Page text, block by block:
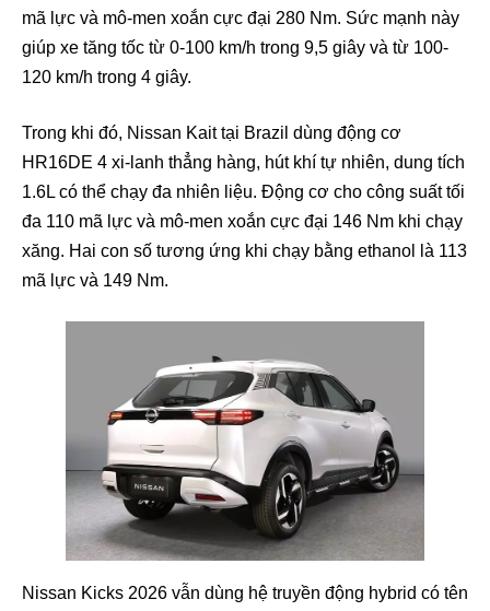
mã lực và mô-men xoắn cực đại 280 Nm. Sức mạnh này
giúp xe tăng tốc từ 0-100 km/h trong 9,5 giây và từ 100-
120 km/h trong 4 giây.
Trong khi đó, Nissan Kait tại Brazil dùng động cơ
HR16DE 4 xi-lanh thẳng hàng, hút khí tự nhiên, dung tích
1.6L có thể chạy đa nhiên liệu. Động cơ cho công suất tối
đa 110 mã lực và mô-men xoắn cực đại 146 Nm khi chạy
xăng. Hai con số tương ứng khi chạy bằng ethanol là 113
mã lực và 149 Nm.
Nissan Kicks 2026 vẫn dùng hệ truyền động hybrid có tên